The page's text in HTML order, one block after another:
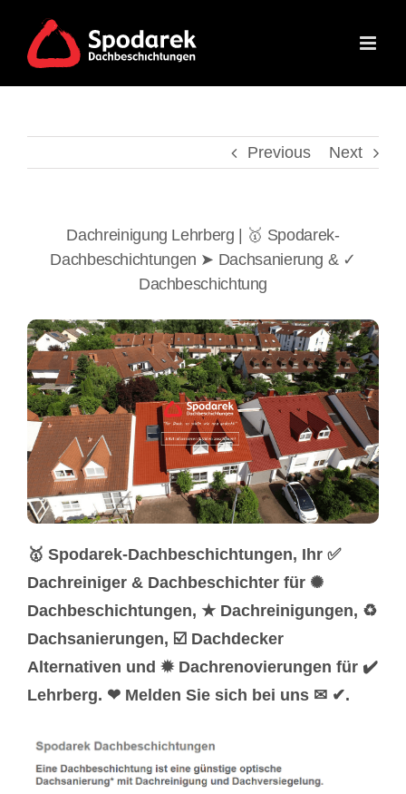
content
Previous Next
Dachreinigung Lehrberg | 🥇 Spodarek-
Dachbeschichtungen ➤ Dachsanierung & ✓
Dachbeschichtung
🥇 Spodarek-Dachbeschichtungen, Ihr ✅
Dachreiniger & Dachbeschichter für ✺
Dachbeschichtungen, ★ Dachreinigungen, ♻
Dachsanierungen, ☑️ Dachdecker
Alternativen und ✹ Dachrenovierungen für ✔️
Lehrberg. ❤ Melden Sie sich bei uns ✉ ✔.